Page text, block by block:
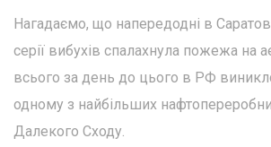
Нагадаємо, що напередодні в
серії вибухів спалахнула пожежа на
всього за день до цього в РФ
одному з найбільших
Далекого Сходу.